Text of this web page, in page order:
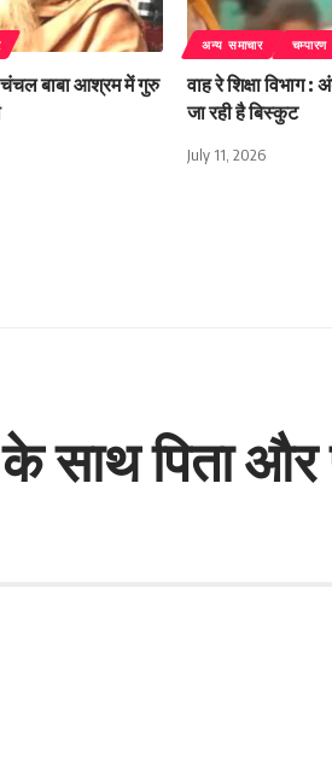
चंचल बाबा आश्रम में गुरु
अन्य समाचार चम्पारण
वाह रे शिक्षा विभाग
जा रही है बिस्कुट
July 11, 2026
साथ पिता और